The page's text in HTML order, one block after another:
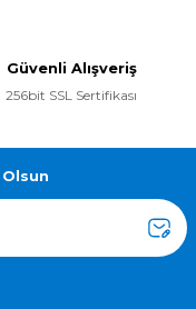
Güvenli Alışveriş
256bit SSL Sertifikası